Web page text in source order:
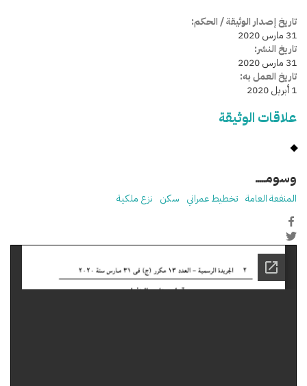
تاريخ إصدار الوثيقة / الحكم:
31 مارس 2020
تاريخ النشر:
31 مارس 2020
تاريخ العمل به:
1 أبريل 2020
علاقات الوثيقة
وسومـــــ
المنفعة العامة تخطيط عمراني سكن نزع ملكية